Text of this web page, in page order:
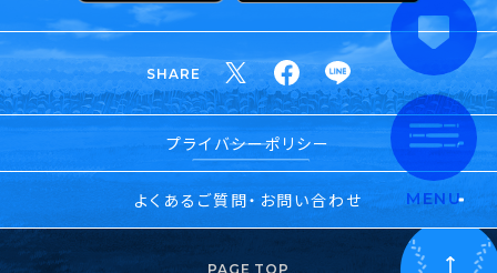
SHARE
プライバシーポリシー
よくあるご質問・お問い合わせ MENU
PAGE TOP